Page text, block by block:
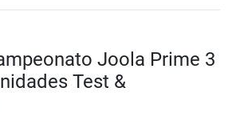
Joola Prime 3
Test &